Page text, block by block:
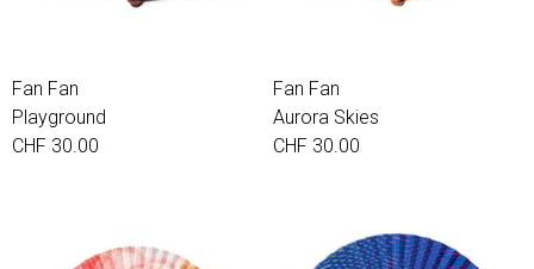
Fan Fan
Playground
CHF 30.00
Fan Fan
Aurora Skies
CHF 30.00